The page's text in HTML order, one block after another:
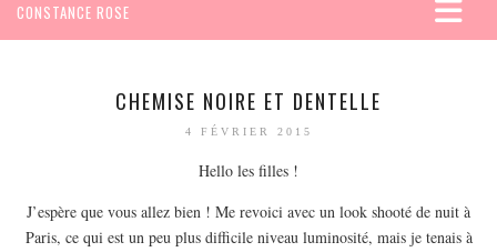
CONSTANCE ROSE
AMÉRIQUE
CHEMISE NOIRE ET DENTELLE
4 FÉVRIER 2015
Hello les filles !
J’espère que vous allez bien ! Me revoici avec un look shooté de nuit à
Paris, ce qui est un peu plus difficile niveau luminosité, mais je tenais à